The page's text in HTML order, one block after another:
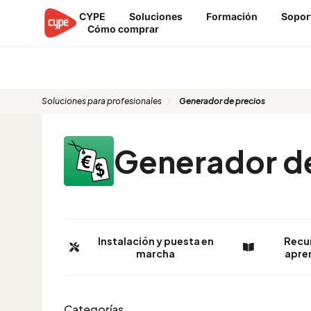
contenido
CYPE Soluciones Formación
Cómo comprar
Soluciones para profesionales Generador de precios
Generador
Instalación y puesta en
marcha